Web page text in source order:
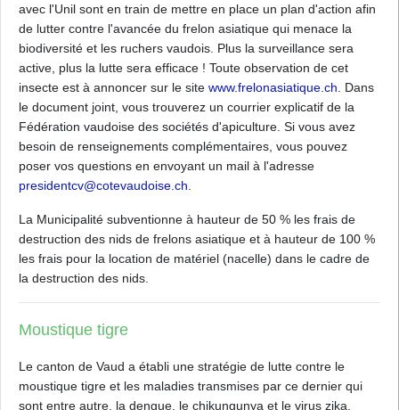
avec l'Unil sont en train de mettre en place un plan d'action afin
de lutter contre l'avancée du frelon asiatique qui menace la
biodiversité et les ruchers vaudois. Plus la surveillance sera
active, plus la lutte sera efficace ! Toute observation de cet
insecte est à annoncer sur le site www.frelonasiatique.ch . Dans
le document joint, vous trouverez un courrier explicatif de la
Fédération vaudoise des sociétés d'apiculture. Si vous avez
besoin de renseignements complémentaires, vous pouvez
poser vos questions en envoyant un mail à l'adresse
presidentcv@cotevaudoise.ch
La Municipalité subventionne à hauteur de 50 % les frais de
destruction des nids de frelons asiatique et à hauteur de 100 %
les frais pour la location de matériel (nacelle) dans le cadre de
la destruction des nids.
Moustique tigre
Le canton de Vaud a établi une stratégie de lutte contre le
moustique tigre et les maladies transmises par ce dernier qui
sont entre autre, la dengue, le chikungunya et le virus zika.